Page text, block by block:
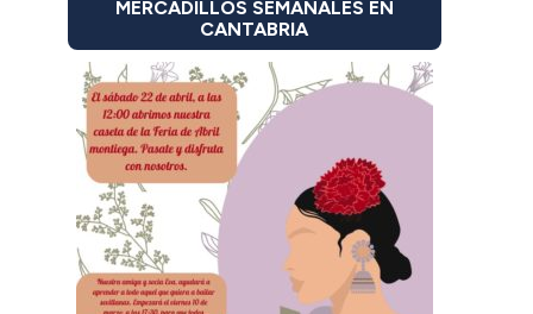
MERCADILLOS SEMANALES EN
CANTABRIA